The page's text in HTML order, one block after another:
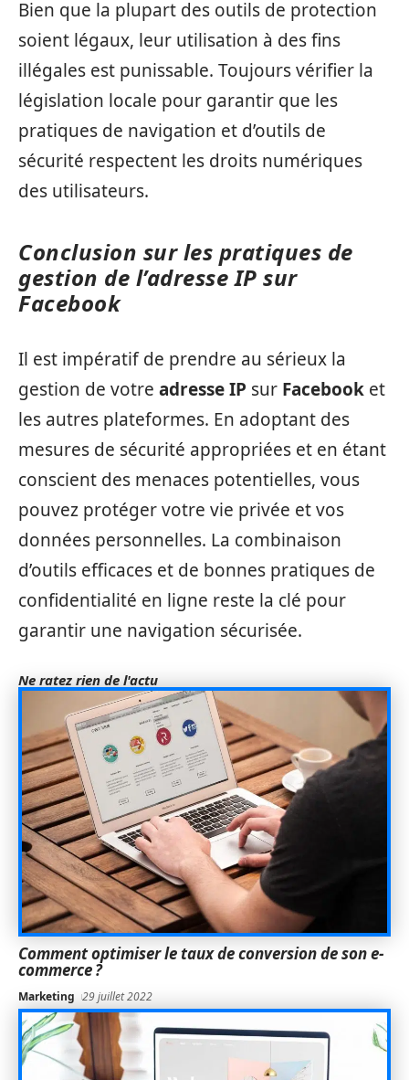
Bien que la plupart des outils de protection
soient légaux, leur utilisation à des fins
illégales est punissable. Toujours vérifier la
législation locale pour garantir que les
pratiques de navigation et d’outils de
sécurité respectent les droits numériques
des utilisateurs.
Conclusion sur les pratiques de
gestion de l’adresse IP sur
Facebook
Il est impératif de prendre au sérieux la
gestion de votre adresse IP sur Facebook et
les autres plateformes. En adoptant des
mesures de sécurité appropriées et en étant
conscient des menaces potentielles, vous
pouvez protéger votre vie privée et vos
données personnelles. La combinaison
d’outils efficaces et de bonnes pratiques de
confidentialité en ligne reste la clé pour
garantir une navigation sécurisée.
Ne ratez rien de l'actu
Comment optimiser le taux de conversion de son e-
commerce ?
Marketing 29 juillet 2022